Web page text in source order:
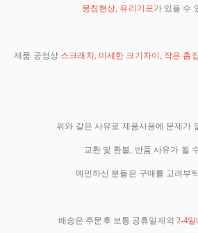
뭉침현상, 유리기포가 있을 수
제품 공정상 스크래치, 미세한 크기차이, 작은 흡
위와 같은 사유로 제품사용에 문제가
교환 및 환불, 반품 사유가 될
예민하신 분들은 구매를 고려부
배송은 주문후 보통 공휴일제외 2-4일